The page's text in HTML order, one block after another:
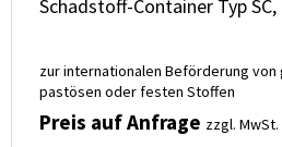
Schadstoff-Container Typ
zur internationalen Beförderung
pastösen oder festen Stoffen
Preis auf Anfrage zzgl. MwSt.